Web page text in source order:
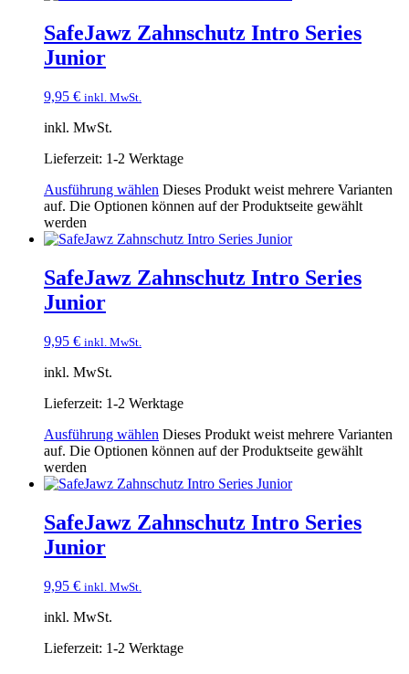
SafeJawz Zahnschutz Intro Series
Junior
9,95 € inkl. MwSt.
inkl. MwSt.
Lieferzeit: 1-2 Werktage
Ausführung wählen Dieses Produkt weist mehrere Varianten
auf. Die Optionen können auf der Produktseite gewählt
werden
SafeJawz Zahnschutz Intro Series
Junior
9,95 € inkl. MwSt.
inkl. MwSt.
Lieferzeit: 1-2 Werktage
Ausführung wählen Dieses Produkt weist mehrere Varianten
auf. Die Optionen können auf der Produktseite gewählt
werden
SafeJawz Zahnschutz Intro Series
Junior
9,95 € inkl. MwSt.
inkl. MwSt.
Lieferzeit: 1-2 Werktage